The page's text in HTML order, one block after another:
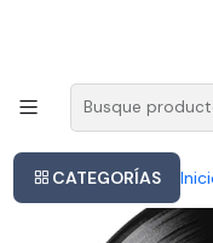
CATEGORÍAS
Este